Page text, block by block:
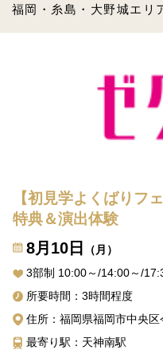
福岡・糸島・大野城エリ
【初見学よくばりフ
特典＆演出体験
8月10日
（月）
3部制 10:00～/14:00～/
所要時間：3時間程度
住所：福岡県福岡市中央
最寄り駅：天神南駅